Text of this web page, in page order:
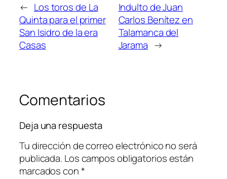
← Los toros de La
Quinta para el primer
San Isidro de la era
Casas
Indulto de Juan
Carlos Benítez en
Talamanca del
Jarama →
Comentarios
Deja una respuesta
Tu dirección de correo electrónico no será
publicada. Los campos obligatorios están
marcados con*